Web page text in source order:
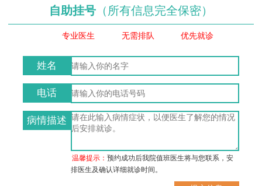
自助挂号 （所有信息完全保密）
专业医生 无需排队 优先就诊
姓名
电话
病情描述
温馨提示：预约成功后我院值班医生将与您联系，安
排医生及确认详细就诊时间。